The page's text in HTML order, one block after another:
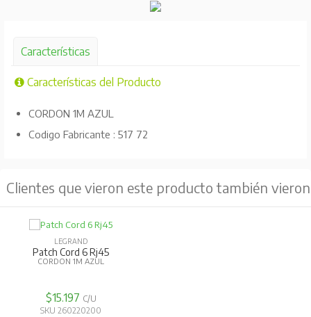
Características
Características del Producto
CORDON 1M AZUL
Codigo Fabricante : 517 72
Clientes que vieron este producto también vieron
LEGRAND
Patch Cord 6 Rj45
CORDON 1M AZUL
$15.197 C/U
SKU 260220200